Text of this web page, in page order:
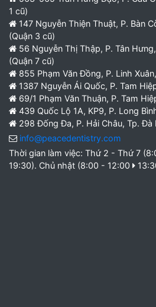
1 cũ)
147 Nguyễn Thiện Thuật, P. Bàn
(Quận 3 cũ)
56 Nguyễn Thị Thập, P. Tân
(Quận 7 cũ)
855 Phạm Văn Đồng, P. Linh
1387 Nguyễn Ái Quốc, P. Tam
69/1 Phạm Văn Thuận, P. Tam
439 Quốc Lộ 1A, KP9, P. Long
298 Đống Đa, P. Hải Châu, Tp. Đà
info@peacedentistry.com
Thời gian làm việc: Thứ 2 - Thứ 7
19:30). Chủ nhật (8:00 - 12:00